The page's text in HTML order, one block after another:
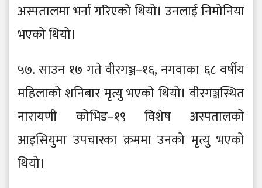
अस्पतालमा भर्ना गरिएको थियो। उनलाई निमोनिया
भएको थियो।
५७. साउन १७ गते वीरगञ्ज–१६, नगवाका ६८ वर्षीय
महिलाको शनिबार मृत्यु भएको थियो। वीरगञ्जस्थित
नारायणी कोभिड–१९ विशेष अस्पतालको
आइसियुमा उपचारका क्रममा उनको मृत्यु भएको
थियो।